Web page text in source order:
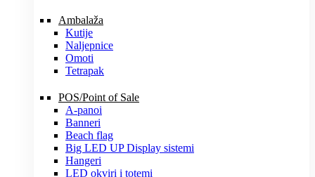
Ambalaža
Kutije
Naljepnice
Omoti
Tetrapak
POS/Point of Sale
A-panoi
Banneri
Beach flag
Big LED UP Display sistemi
Hangeri
LED okviri i totemi